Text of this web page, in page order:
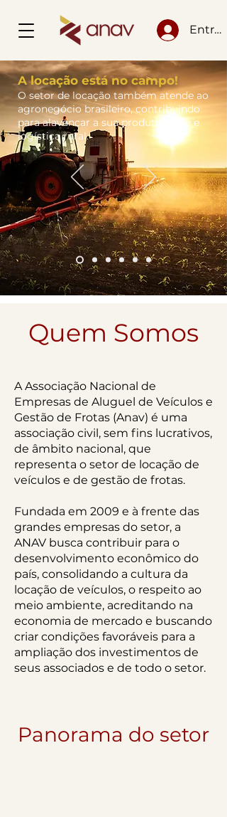
Entrar
A locação está no campo!
O setor de locação também atende ao
agronegócio brasileiro, contribuindo
para alavancar a sua produtividade e
logística rural.
Quem Somos
A Associação Nacional de
Empresas de Aluguel de Veículos e
Gestão de Frotas (Anav) é uma
associação civil, sem fins lucrativos,
de âmbito nacional, que
representa o setor de locação de
veículos e de gestão de frotas.
Fundada em 2009 e à frente das
grandes empresas do setor, a
ANAV busca contribuir para o
desenvolvimento econômico do
país, consolidando a cultura da
locação de veículos, o respeito ao
meio ambiente, acreditando na
economia de mercado e buscando
criar condições favoráveis para a
ampliação dos investimentos de
seus associados e de todo o setor.
Panorama do setor